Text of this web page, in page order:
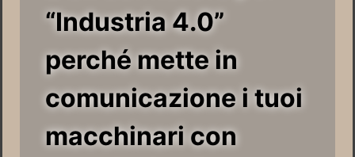
“Industria 4.0”
perché mette in
comunicazione i tuoi
macchinari con